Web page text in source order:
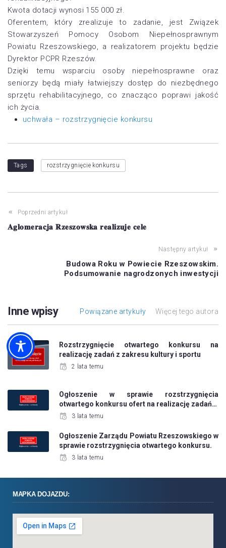
Kwota dotacji wynosi 155 000 zł.
Oferentem, który zrealizuje to zadanie, jest Związek
Stowarzyszeń Pomocy Osobom Niepełnosprawnym
Powiatu Rzeszowskiego, a realizatorem projektu będzie
Dyrektor PCPR Rzeszów.
Dzięki temu wsparciu osoby niepełnosprawne oraz
seniorzy będą miały łatwiejszy dostęp do niezbędnego
sprzętu rehabilitacyjnego, co znacząco poprawi jakość
ich życia.
uchwała – rozstrzygnięcie konkursu
Tags rozstrzygnięcie konkursu
Poprzedni artykuł
𝐀𝐠𝐥𝐨𝐦𝐞𝐫𝐚𝐜𝐣𝐚 𝐑𝐳𝐞𝐬𝐳𝐨𝐰𝐬𝐤𝐚 𝐫𝐞𝐚𝐥𝐢𝐳𝐮𝐣𝐞 𝐜𝐞𝐥𝐞
Następny artykuł
Budowa Roku w Powiecie Rzeszowskim.
Podsumowanie nagrodzonych inwestycji
Inne wpisy Powiązane artykuły Więcej tego autora
Rozstrzygnięcie otwartego konkursu na
realizację zadań z zakresu kultury i sportu
2 lata temu
Ogłoszenie w sprawie rozstrzygnięcia
otwartego konkursu ofert na realizację zadań…
3 lata temu
Ogłoszenie Zarządu Powiatu Rzeszowskiego w
sprawie rozstrzygnięcia otwartego konkursu.
3 lata temu
MAPKA DOJAZDU: